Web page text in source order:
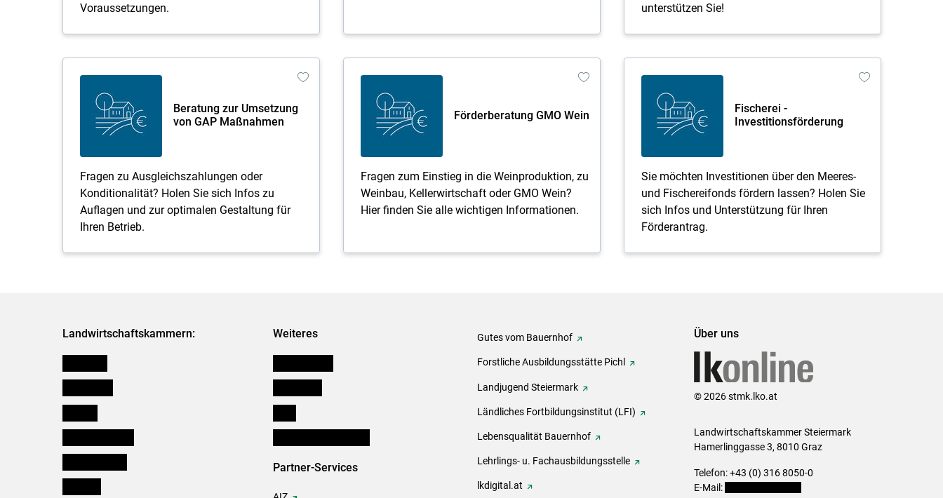
Voraussetzungen.
unterstützen Sie!
Beratung zur Umsetzung
von GAP Maßnahmen
Fragen zu Ausgleichszahlungen oder
Konditionalität? Holen Sie sich Infos zu
Auflagen und zur optimalen Gestaltung für
Ihren Betrieb.
Förderberatung GMO Wein
Fragen zum Einstieg in die Weinproduktion, zu
Weinbau, Kellerwirtschaft oder GMO Wein?
Hier finden Sie alle wichtigen Informationen.
Fischerei -
Investitionsförderung
Sie möchten Investitionen über den Meeres-
und Fischereifonds fördern lassen? Holen Sie
sich Infos und Unterstützung für Ihren
Förderantrag.
Landwirtschaftskammern: Weiteres
Partner-Services
Gutes vom Bauernhof
Forstliche Ausbildungsstätte Pichl
Landjugend Steiermark
Ländliches Fortbildungsinstitut (LFI)
Lebensqualität Bauernhof
Lehrlings- u. Fachausbildungsstelle
lkdigital.at
Über uns
© 2026 stmk.lko.at
Landwirtschaftskammer Steiermark
Hamerlinggasse 3, 8010 Graz
Telefon: +43 (0) 316 8050-0
E-Mail: